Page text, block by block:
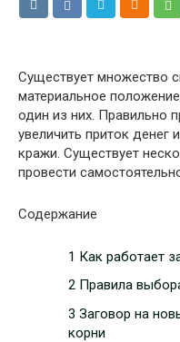
Существует множество
материальное
один из них. Правильно
увеличить приток
кражи. Существует
провести
Содержание
1 Как работает
2 Правила
3 Заговор на
корни